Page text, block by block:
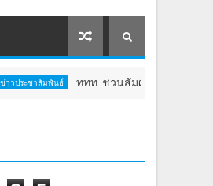
ททท. ชวนสัมผัสพลังแห่งศรัทธา ร่วมงาน "